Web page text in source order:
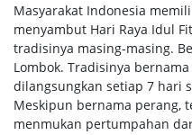
Masyarakat Indonesia
menyambut Hari Raya Idul
tradisinya masing-masing.
Lombok. Tradisinya
dilangsungkan setiap 7 hari
Meskipun bernama perang,
menmukan pertumpahan